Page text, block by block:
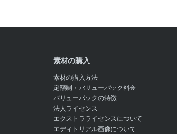
素材の購入
素材の購入方法
定額制・バリューパック料金
バリューパックの特徴
法人ライセンス
エクストラライセンスについて
エディトリアル画像について